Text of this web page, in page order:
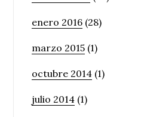
enero 2016 (28)
marzo 2015 (1)
octubre 2014 (1)
julio 2014 (1)